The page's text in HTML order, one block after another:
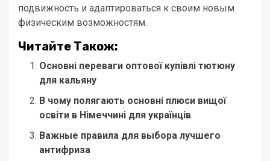
подвижность и адаптироваться к своим новым
физическим возможностям.
Читайте Також:
Основні переваги оптової купівлі тютюну
для кальяну
В чому полягають основні плюси вищої
освіти в Німеччині для українців
Важные правила для выбора лучшего
антифриза